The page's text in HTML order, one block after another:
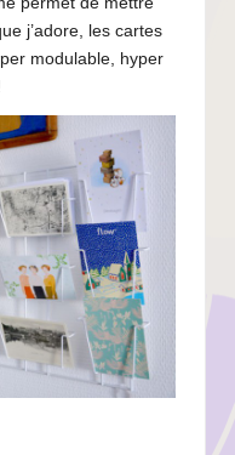
j’adore, les cartes
modulable, hyper